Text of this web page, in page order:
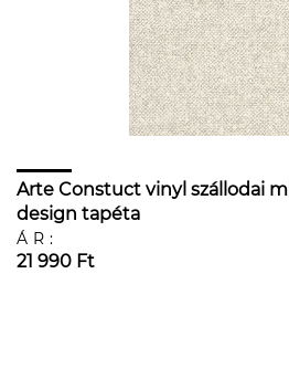
Arte Constuct vinyl szállodai
design tapéta
ÁR:
21 990 Ft